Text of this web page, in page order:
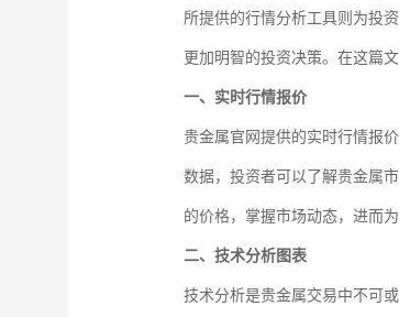
所提供的行情分析工具则为投
更加明智的投资决策。在这篇
一、实时行情报价
贵金属官网提供的实时行情报
数据，投资者可以了解贵金属
的价格，掌握市场动态，进而
二、技术分析图表
技术分析是贵金属交易中不可